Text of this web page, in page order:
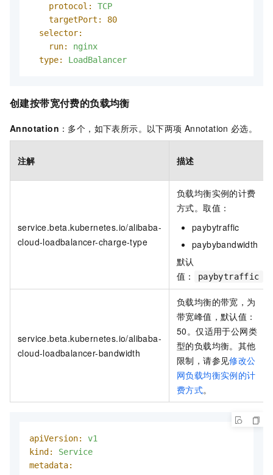
protocol:
TCP
targetPort:
80
selector:
run:
nginx
type:
LoadBalancer
创建按带宽付费的负载均衡
Annotation ：多个，如下表所示。以下两项 Annotation 必选。
注解 描述
service.beta.kubernetes.io/alibaba-
cloud-loadbalancer-charge-type
负载均衡实例的计费
方式。取值：
paybytraffic
paybybandwidth
默认
值：
paybytraffic
service.beta.kubernetes.io/alibaba-
cloud-loadbalancer-bandwidth
负载均衡的带宽，为
带宽峰值，默认值：
50。仅适用于公网类
型的负载均衡。其他
限制，请参见修改公
网负载均衡实例的计
费方式。
apiVersion:
v1
kind:
Service
metadata: